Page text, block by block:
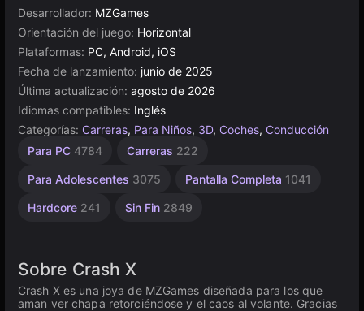
Desarrollador: MZGames
Orientación del juego: Horizontal
Plataformas: PC, Android, iOS
Fecha de lanzamiento: junio de 2025
Última actualización: agosto de 2026
Idiomas compatibles: Inglés
Categorías: Carreras, Para Niños, 3D, Coches, Conducción
Para PC 4784 Carreras 222
Para Adolescentes 3075 Pantalla Completa 1041
Hardcore 241 Sin Fin 2849
Accidentes
491
Carreras
Resistencia
Agilidad
Escritorio
Coches de
163
Alta
3571
Browser
Unity
línea
Sobre Crash X
Crash X es una joya de MZGames diseñada para los que
aman ver chapa retorciéndose y el caos al volante. Gracias